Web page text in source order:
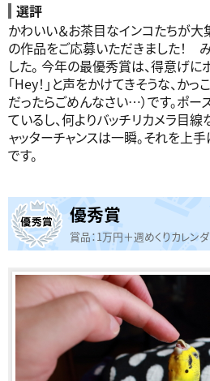
選評
かわいい＆お茶目なインコたちが
の作品をご応募いただきました！
した。 今年の最優秀賞は、得意げに
「Hey！」と声をかけてきそうな、か
だったらごめんなさい…）です。ポ
ているし、何よりバッチリカメラ目
ャッターチャンスは一瞬。それを上
です。
優秀賞
賞品：1万円＋週めくりカレン